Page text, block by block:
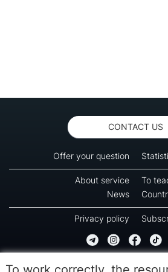
CONTACT US
Offer your question
About service
To
News
Privacy policy